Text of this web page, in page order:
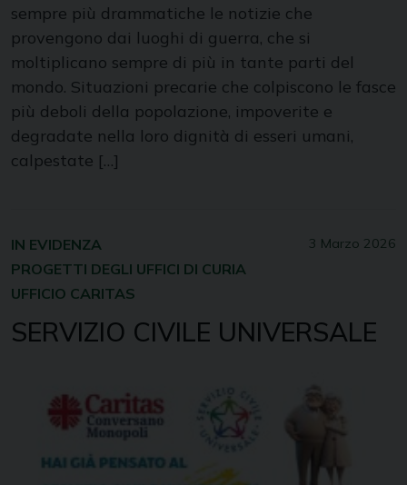
sempre più drammatiche le notizie che
provengono dai luoghi di guerra, che si
moltiplicano sempre di più in tante parti del
mondo. Situazioni precarie che colpiscono le fasce
più deboli della popolazione, impoverite e
degradate nella loro dignità di esseri umani,
calpestate […]
3 Marzo 2026
IN EVIDENZA
PROGETTI DEGLI UFFICI DI CURIA
UFFICIO CARITAS
SERVIZIO CIVILE UNIVERSALE